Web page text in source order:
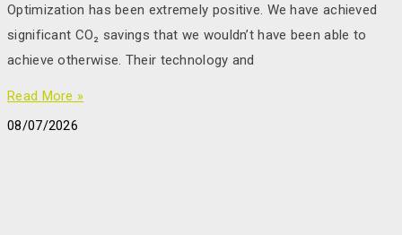
Optimization has been extremely positive. We have achieved
significant CO₂ savings that we wouldn’t have been able to
achieve otherwise. Their technology and
Read More »
08/07/2026